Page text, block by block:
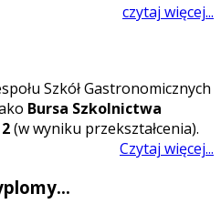
czytaj więcej...
Szkół Gastronomicznych
Bursa Szkolnictwa
(w wyniku przekształcenia).
Czytaj więcej...